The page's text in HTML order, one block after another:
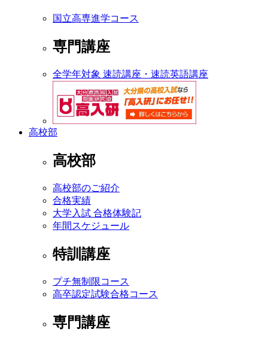
国立高専進学コース
専門講座
全学年対象 速読講座・速読英語講座
高校部
高校部
高校部のご紹介
合格実績
大学入試 合格体験記
年間スケジュール
特訓講座
プチ無制限コース
高卒認定試験合格コース
専門講座